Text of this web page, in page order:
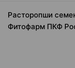
Расторопши
Фитофарм ПКФ